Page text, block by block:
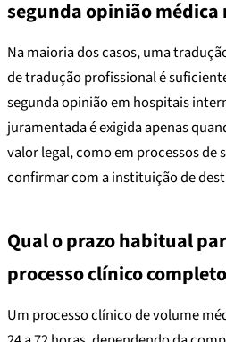
segunda opinião médica
Na maioria dos casos, uma
de tradução profissional é
segunda opinião em hospitais
juramentada é exigida apenas
valor legal, como em processos de
confirmar com a instituição de
Qual o prazo habitual
processo clínico
Um processo clínico de volume